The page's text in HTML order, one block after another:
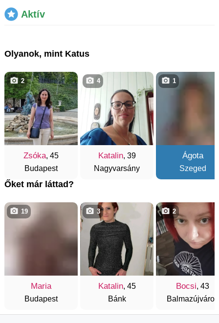
Aktív
Olyanok, mint Katus
Zsóka, 45
Budapest
2
Katalin, 39
Nagyvarsány
4
Ágota
Szeged
1
Őket már láttad?
Maria
Budapest
19
Katalin, 45
Bánk
3
Bocsi, 43
Balmazújváros
2